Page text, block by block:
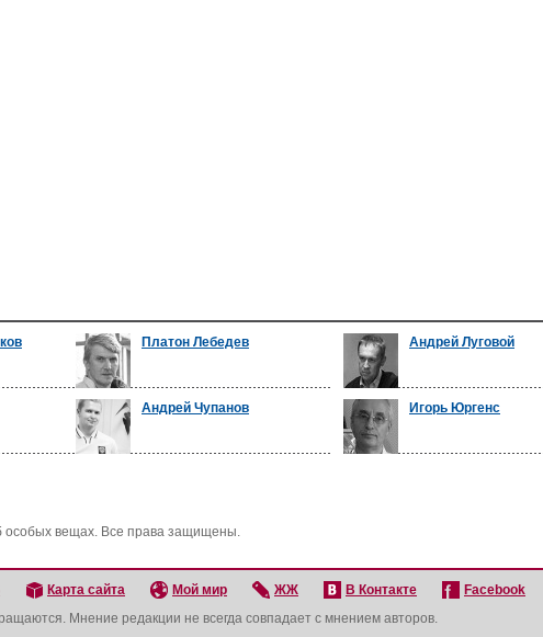
Платон Лебедев Андрей Луговой
Андрей Чупанов Игорь Юргенс
особых вещах. Все права защищены.
Карта сайта Мой мир ЖЖ В Контакте Facebook
Мнение редакции не всегда совпадает с мнением авторов.